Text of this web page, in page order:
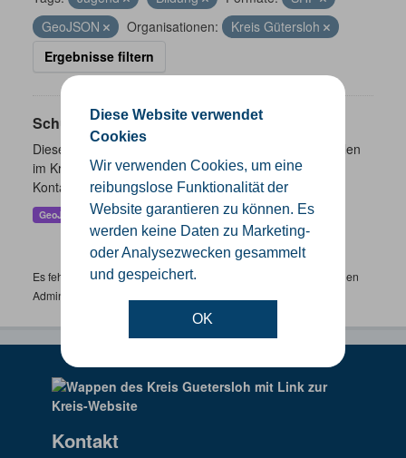
Diese Website verwendet
Cookies
Wir verwenden Cookies, um eine
reibungslose Funktionalität der
Website garantieren zu können. Es
werden keine Daten zu Marketing-
oder Analysezwecken gesammelt
und gespeichert.
OK
GeoJSON
Organisationen:
Kreis Gütersloh
Ergebnisse filtern
Schulen
Dieser Datensatz beinhaltet eine Darstellung der Schulen
im Kreis Gütersloh mit Angaben zu Schulform,
Kontaktmöglichkeiten, Pausenzeiten und Schulträger.
GeoJSON SHP
Es fehlen spezifische Datensätze? Wenden Sie sich bitte an einen
Administrator unter:
Kontakt